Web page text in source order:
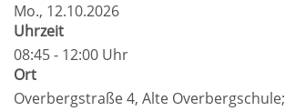
Mo., 12.10.2026
Uhrzeit
08:45 - 12:00 Uhr
Ort
Overbergstraße 4, Alte Overbergschule;